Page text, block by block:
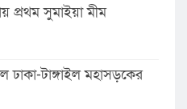
প্রথম সুমাইয়া মীম
টাঙ্গাইল মহাসড়কের